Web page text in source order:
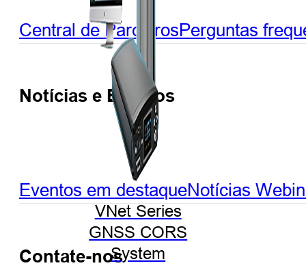
VNet Series
GNSS CORS
System
Central de ParceirosPerguntas
Notícias e Eventos
Eventos em destaqueNotícias
Contate-nos